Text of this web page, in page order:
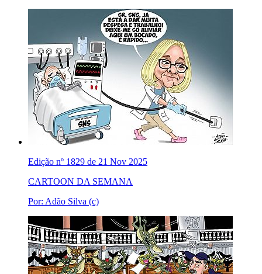
Edição nº 1829 de 21 Nov 2025
CARTOON DA SEMANA
Por: Adão Silva (c)